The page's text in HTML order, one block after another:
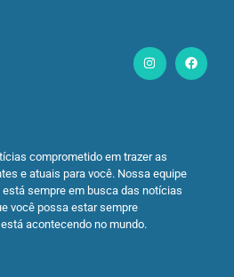
comprometido em trazer as
e atuais para você. Nossa equipe
sempre em busca das notícias
você possa estar sempre
acontecendo no mundo.